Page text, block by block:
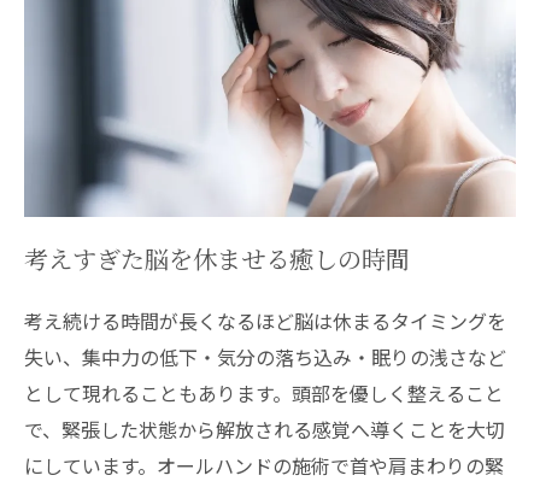
考えすぎた脳を休ませる癒しの時間
考え続ける時間が長くなるほど脳は休まるタイミングを
失い、集中力の低下・気分の落ち込み・眠りの浅さなど
として現れることもあります。頭部を優しく整えること
で、緊張した状態から解放される感覚へ導くことを大切
にしています。オールハンドの施術で首や肩まわりの緊